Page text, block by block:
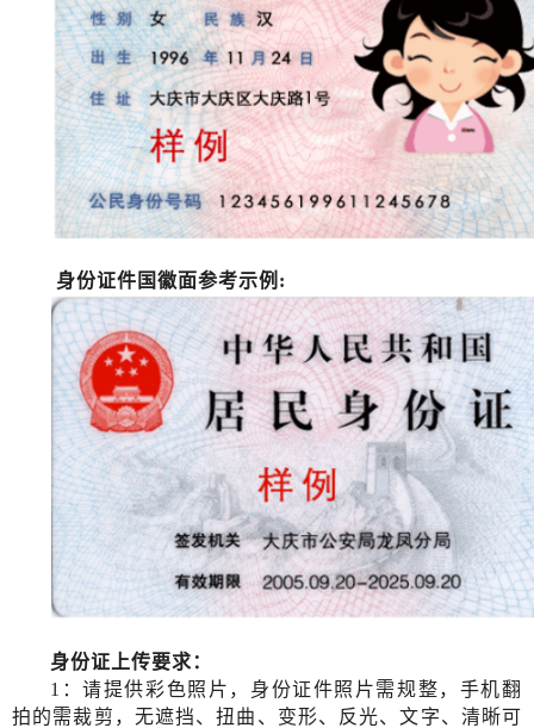
身份证件国徽面参考示例 :
身份证上传要求：
1：请提供彩色照片，身份证件照片需规整，手机翻
拍的需裁剪，无遮挡、扭曲、变形、反光、文字、清晰可